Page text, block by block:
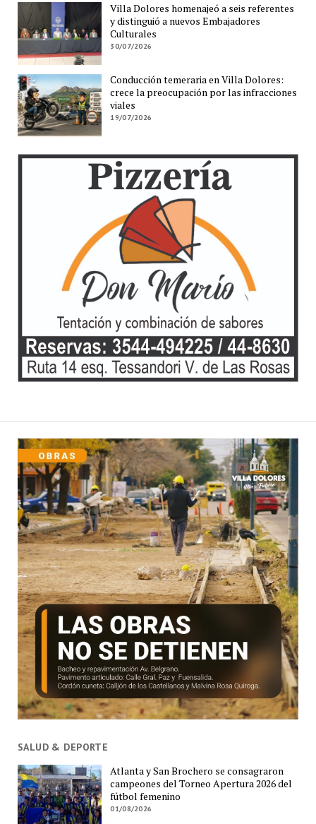
Villa Dolores homenajeó a seis referentes
y distinguió a nuevos Embajadores
Culturales
30/07/2026
Conducción temeraria en Villa Dolores:
crece la preocupación por las infracciones
viales
19/07/2026
SALUD & DEPORTE
Atlanta y San Brochero se consagraron
campeones del Torneo Apertura 2026 del
fútbol femenino
01/08/2026